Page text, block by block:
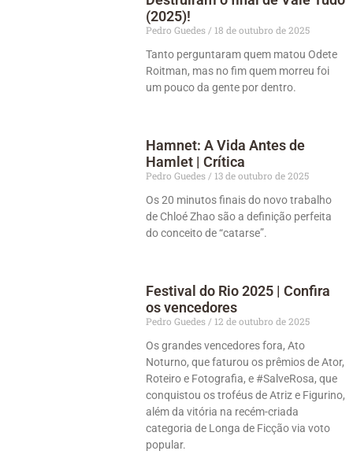
(2025)!
Pedro Guedes
18 de outubro de 2025
Tanto perguntaram quem matou Odete
Roitman, mas no fim quem morreu foi
um pouco da gente por dentro.
Hamnet: A Vida Antes de
Hamlet | Crítica
Pedro Guedes
13 de outubro de 2025
Os 20 minutos finais do novo trabalho
de Chloé Zhao são a definição perfeita
do conceito de “catarse”.
Festival do Rio 2025 | Confira
os vencedores
Pedro Guedes
12 de outubro de 2025
Os grandes vencedores fora, Ato
Noturno, que faturou os prêmios de Ator,
Roteiro e Fotografia, e #SalveRosa, que
conquistou os troféus de Atriz e Figurino,
além da vitória na recém-criada
categoria de Longa de Ficção via voto
popular.